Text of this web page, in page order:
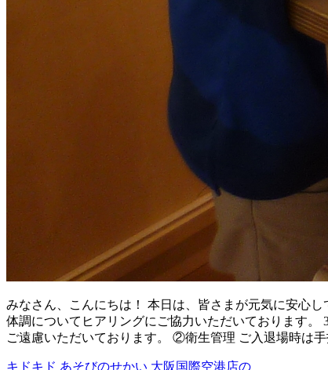
みなさん、こんにちは！ 本日は、皆さまが元気に安心
体調についてヒアリングにご協力いただいております
ご遠慮いただいております。 ②衛生管理 ご入退場時は
キドキド あそびのせかい 大阪国際空港店の